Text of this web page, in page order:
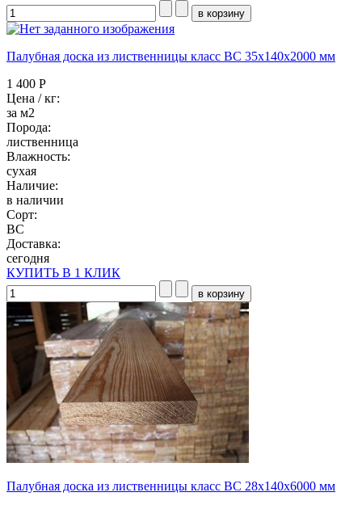
Палубная доска из лиственницы класс ВC 35x140x2000 мм
1 400 Р
Цена / кг:
за м2
Порода:
лиственница
Влажность:
сухая
Наличие:
в наличии
Сорт:
BC
Доставка:
сегодня
КУПИТЬ В 1 КЛИК
Палубная доска из лиственницы класс ВC 28x140x6000 мм